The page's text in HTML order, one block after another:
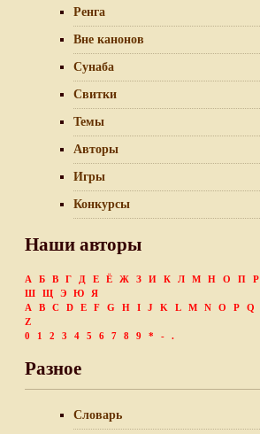
Ренга
Вне канонов
Сунаба
Свитки
Темы
Авторы
Игры
Конкурсы
Наши авторы
А Б В Г Д Е Ё Ж З И К Л М Н О П Р
Ш
Щ Э Ю
Я
A
B C D E F G H I J K L M N O P Q
Z
0
1 2 3 4 5 6 7 8 9 * - .
Разное
Словарь